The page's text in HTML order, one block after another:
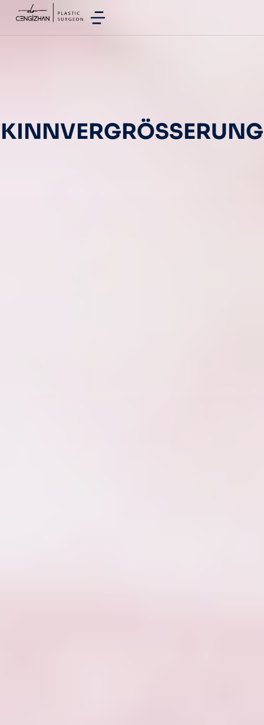
KINNVERGRÖSSERUNG